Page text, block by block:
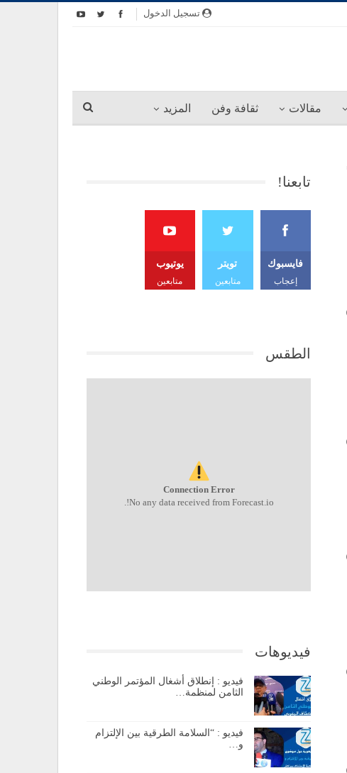
تسجيل الدخول
مقالات ثقافة وفن المزيد
تابعنا!
فايسبوك
إعجاب
تويتر
متابعين
يوتيوب
متابعين
الطقس
Connection Error
No any data received from Forecast.io!.
فيديوهات
فيديو : إنطلاق أشغال المؤتمر الوطني
الثامن لمنظمة…
فيديو : “السلامة الطرقية بين الإلتزام
و…